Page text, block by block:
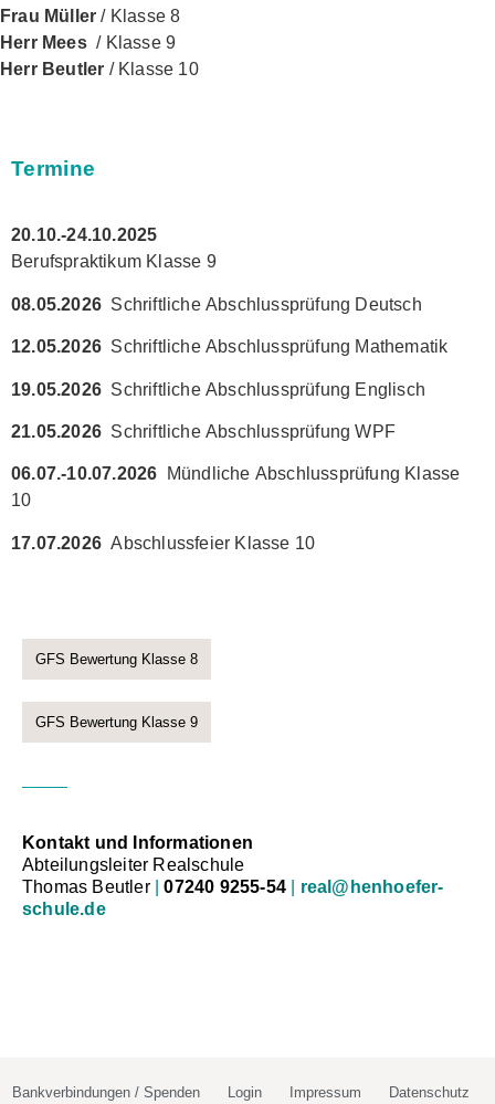
Frau Müller / Klasse 8
Herr Mees/ Klasse 9
Herr Beutler / Klasse 10
Termine
20.10.-24.10.2025
Berufspraktikum Klasse 9
08.05.2026 Schriftliche Abschlussprüfung Deutsch
12.05.2026 Schriftliche Abschlussprüfung Mathematik
19.05.2026 Schriftliche Abschlussprüfung Englisch
21.05.2026 Schriftliche Abschlussprüfung WPF
06.07.-10.07.2026
Mündliche Abschlussprüfung Klasse
10
17.07.2026 Abschlussfeier Klasse 10
GFS Bewertung Klasse 8
GFS Bewertung Klasse 9
Kontakt und Informationen
Abteilungsleiter Realschule
Thomas Beutler
07240 9255-54
real@henhoefer-
schule.de
Bankverbindungen / Spenden Login Impressum Datenschutz